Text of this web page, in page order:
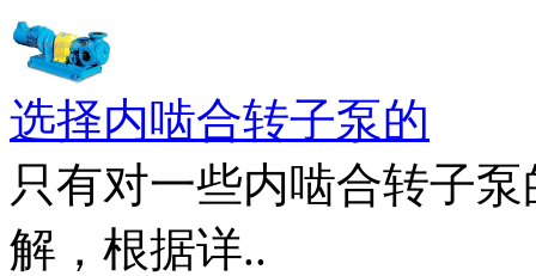
选择内啮合转子泵的
只有对一些内啮合转子
解，根据详..